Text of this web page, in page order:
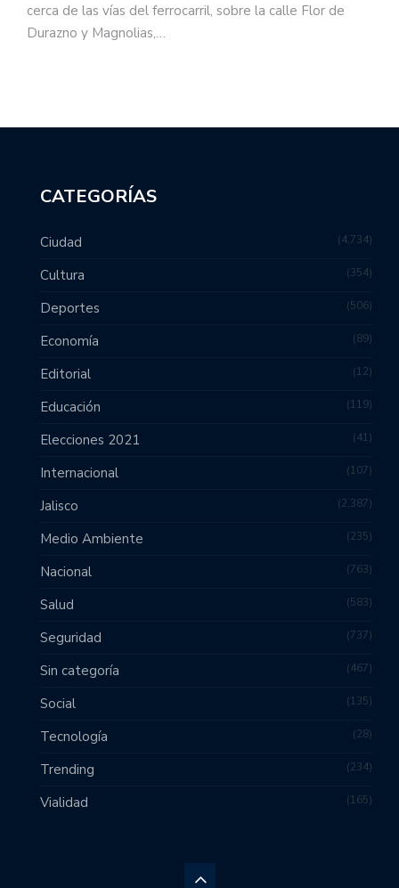
cerca de las vías del ferrocarril, sobre la calle Flor de
Durazno y Magnolias,…
CATEGORÍAS
Ciudad 4,734
Cultura 354
Deportes 506
Economía 89
Editorial 12
Educación 119
Elecciones 2021 41
Internacional 107
Jalisco 2,387
Medio Ambiente 235
Nacional 763
Salud 583
Seguridad 737
Sin categoría 467
Social 135
Tecnología 28
Trending 234
Vialidad 165